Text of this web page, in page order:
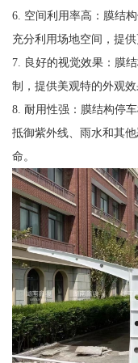
6. 空间利用率高：膜结
充分利用场地空间，提
7. 良好的视觉效果：膜
制，提供美观特的外观
8. 耐用性强：膜结构停
抵御紫外线、雨水和其
命。